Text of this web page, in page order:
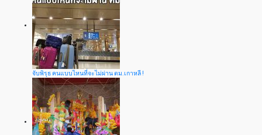
จับพิรุธ คนแบบไหนที่จะไม่ผ่าน ตม.เกาหลี !